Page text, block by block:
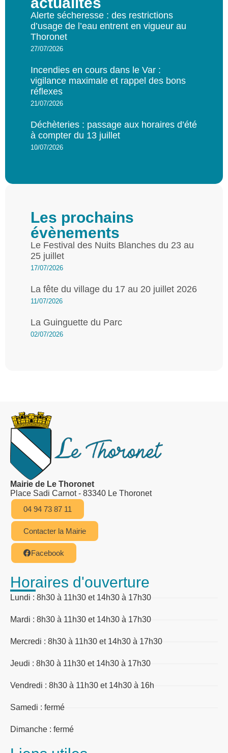
Alerte sécheresse : des restrictions
d’usage de l’eau entrent en vigueur au
Thoronet
27/07/2026
Incendies en cours dans le Var :
vigilance maximale et rappel des bons
réflexes
21/07/2026
Déchèteries : passage aux horaires d’été
à compter du 13 juillet
10/07/2026
Les prochains
évènements
Le Festival des Nuits Blanches du 23 au
25 juillet
17/07/2026
La fête du village du 17 au 20 juillet 2026
11/07/2026
La Guinguette du Parc
02/07/2026
Mairie de Le Thoronet
Place Sadi Carnot - 83340 Le Thoronet
04 94 73 87 11
Contacter la Mairie
Facebook
Horaires d'ouverture
Lundi : 8h30 à 11h30 et 14h30 à 17h30
Mardi : 8h30 à 11h30 et 14h30 à 17h30
Mercredi : 8h30 à 11h30 et 14h30 à 17h30
Jeudi : 8h30 à 11h30 et 14h30 à 17h30
Vendredi : 8h30 à 11h30 et 14h30 à 16h
Samedi : fermé
Dimanche : fermé